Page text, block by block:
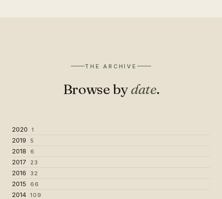
THE ARCHIVE
Browse bydate.
2020 1
2019 5
2018 6
2017 23
2016 32
2015 66
2014 109